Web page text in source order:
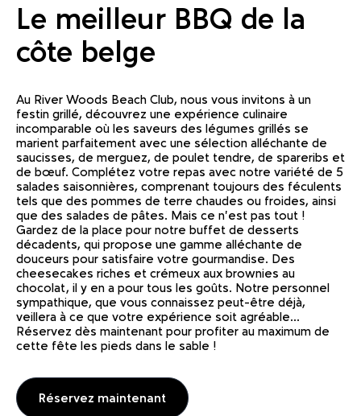
Le meilleur BBQ de la
côte belge
Au River Woods Beach Club, nous vous invitons à un
festin grillé, découvrez une expérience culinaire
incomparable où les saveurs des légumes grillés se
marient parfaitement avec une sélection alléchante de
saucisses, de merguez, de poulet tendre, de spareribs et
de bœuf. Complétez votre repas avec notre variété de 5
salades saisonnières, comprenant toujours des féculents
tels que des pommes de terre chaudes ou froides, ainsi
que des salades de pâtes. Mais ce n'est pas tout !
Gardez de la place pour notre buffet de desserts
décadents, qui propose une gamme alléchante de
douceurs pour satisfaire votre gourmandise. Des
cheesecakes riches et crémeux aux brownies au
chocolat, il y en a pour tous les goûts. Notre personnel
sympathique, que vous connaissez peut-être déjà,
veillera à ce que votre expérience soit agréable...
Réservez dès maintenant pour profiter au maximum de
cette fête les pieds dans le sable !
Réservez maintenant